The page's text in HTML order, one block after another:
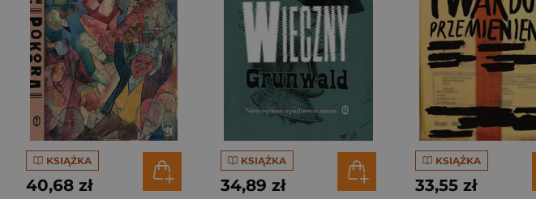
KSIĄŻKA
40,68 zł
KSIĄŻKA
34,89 zł
KSIĄŻKA
33,55 zł